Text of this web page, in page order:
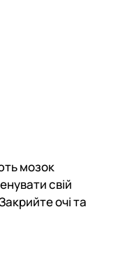
мозок
свій
очі та